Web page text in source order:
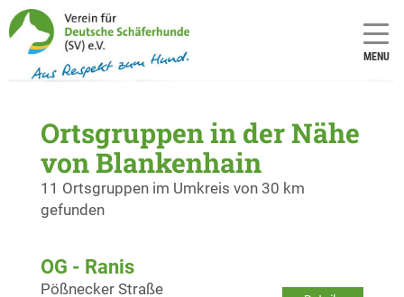
MENU
Ortsgruppen in der Nähe
von Blankenhain
11 Ortsgruppen im Umkreis von 30 km
gefunden
OG - Ranis
Pößnecker Straße